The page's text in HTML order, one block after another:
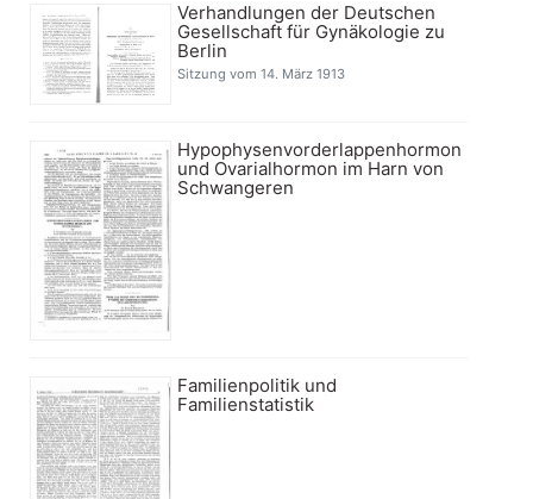
Verhandlungen der Deutschen
Gesellschaft für Gynäkologie zu
Berlin
Sitzung vom 14. März 1913
Hypophysenvorderlappenhormon
und Ovarialhormon im Harn von
Schwangeren
Familienpolitik und
Familienstatistik